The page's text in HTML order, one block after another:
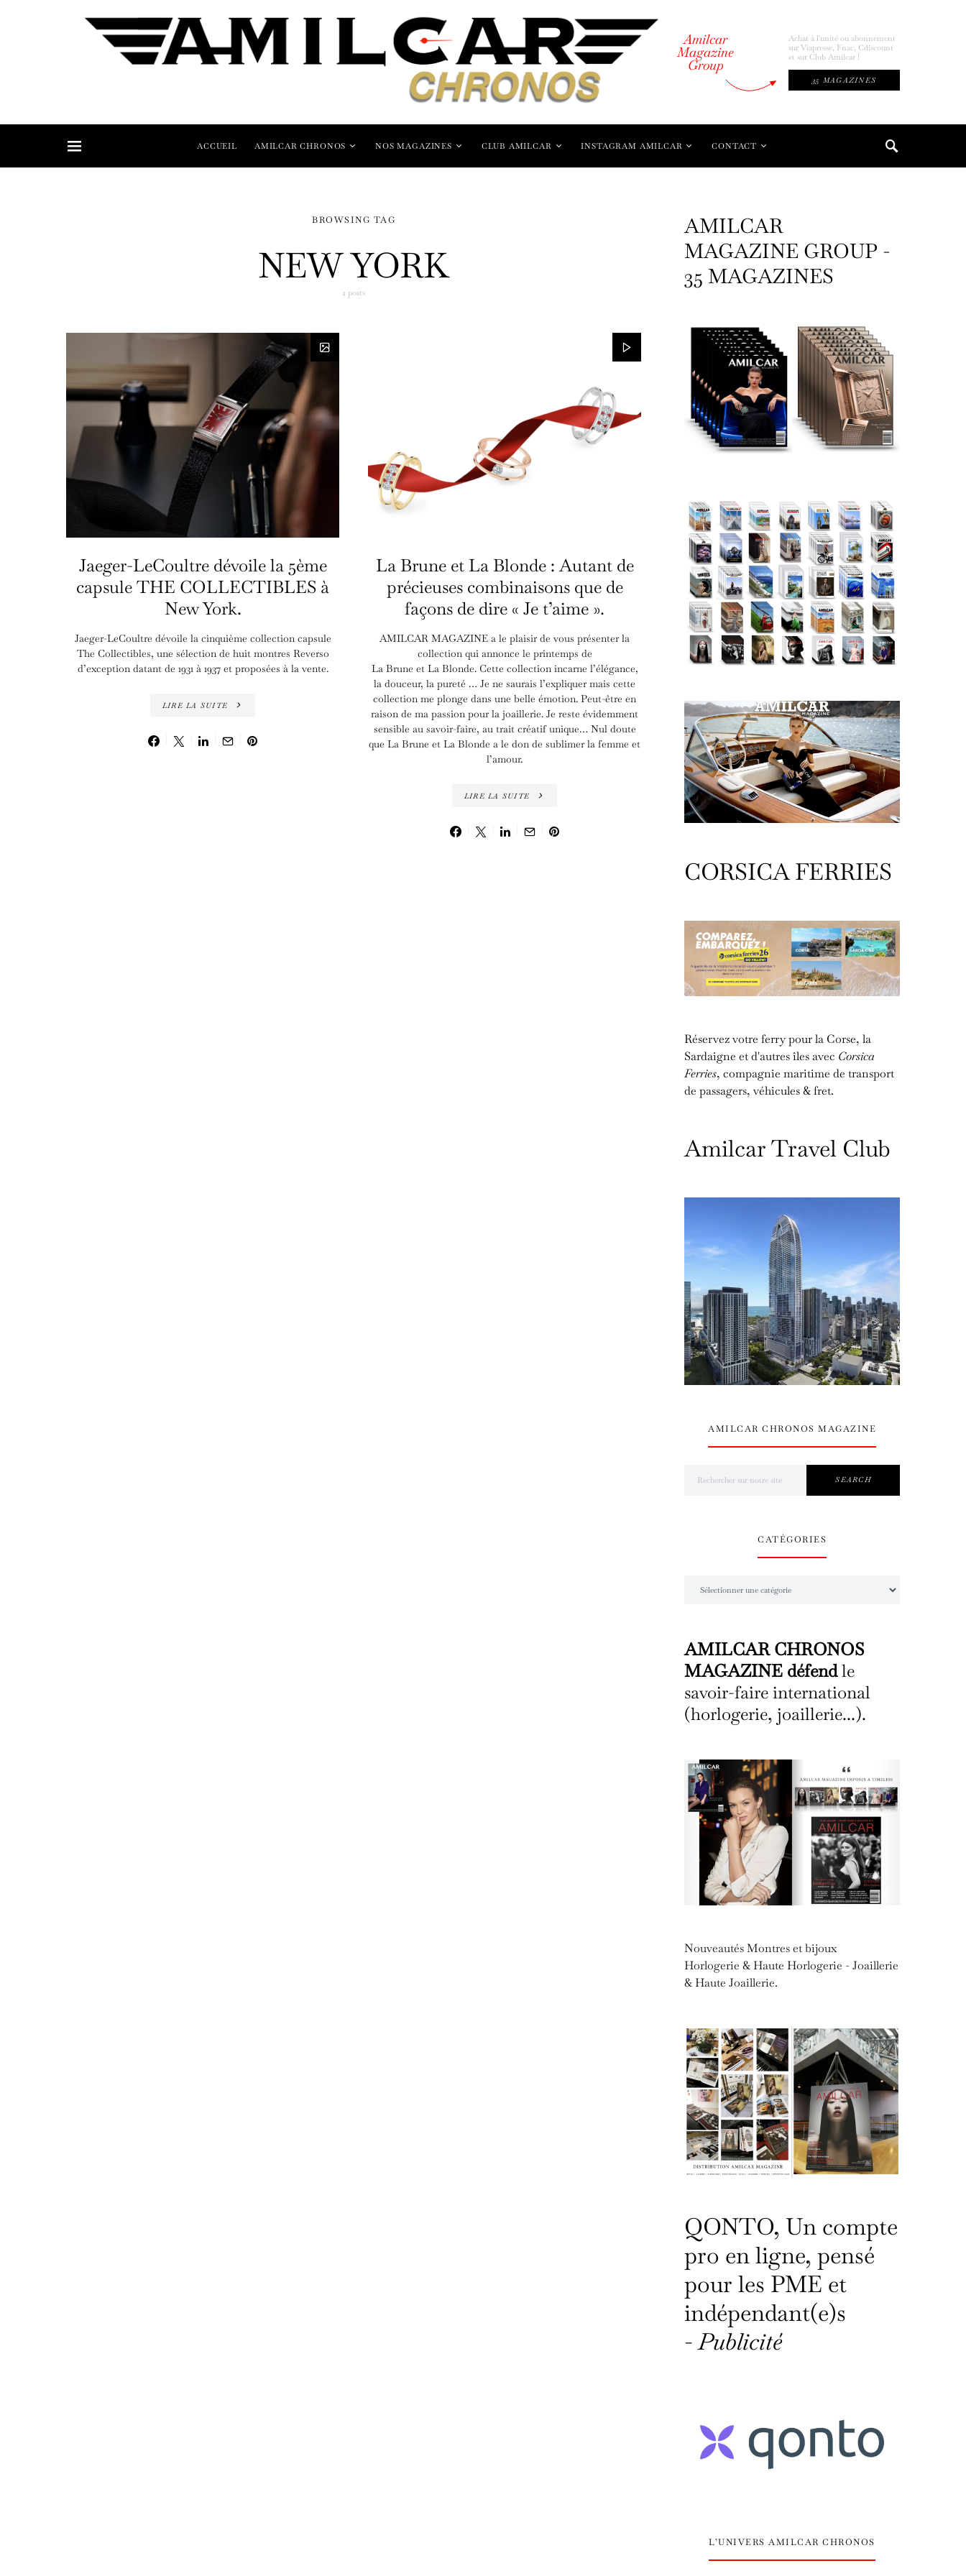
Amilcar
Magazine
Group
Achat à l'unité ou abonnement
sur Viapresse, Fnac, Cdiscount
et sur Club Amilcar !
35 MAGAZINES
ACCUEIL AMILCAR CHRONOS NOS MAGAZINES CLUB AMILCAR INSTAGRAM AMILCAR CONTACT
BROWSING TAG
NEW YORK
2 posts
Jaeger-LeCoultre dévoile la 5ème
capsule THE COLLECTIBLES à
New York.
Jaeger-LeCoultre dévoile la cinquième collection capsule
The Collectibles, une sélection de huit montres Reverso
d’exception datant de 1931 à 1937 et proposées à la vente.
LIRE LA SUITE
La Brune et La Blonde : Autant de
précieuses combinaisons que de
façons de dire « Je t’aime ».
AMILCAR MAGAZINE a le plaisir de vous présenter la
collection qui annonce le printemps de
La Brune et La Blonde. Cette collection incarne l’élégance,
la douceur, la pureté … Je ne saurais l’expliquer mais cette
collection me plonge dans une belle émotion. Peut-être en
raison de ma passion pour la joaillerie. Je reste évidemment
sensible au savoir-faire, au trait créatif unique… Nul doute
que La Brune et La Blonde a le don de sublimer la femme et
l’amour.
LIRE LA SUITE
AMILCAR
MAGAZINE GROUP -
35 MAGAZINES
CORSICA FERRIES
Réservez votre ferry pour la Corse, la
Sardaigne et d'autres îles avec Corsica
Ferries, compagnie maritime de transport
de passagers, véhicules & fret.
Amilcar Travel Club
AMILCAR CHRONOS MAGAZINE
SEARCH
CATÉGORIES
AMILCAR CHRONOS
MAGAZINE défendle
savoir-faire international
(horlogerie, joaillerie...).
Nouveautés Montres et bijoux
Horlogerie & Haute Horlogerie - Joaillerie
& Haute Joaillerie.
QONTO, Un compte
pro en ligne, pensé
pour les PME et
indépendant(e)s
-Publicité
L’UNIVERS AMILCAR CHRONOS